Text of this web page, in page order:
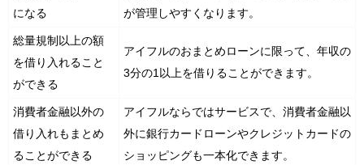
になる
が管理しやすくなります。
総量規制以上の額
を借り入れること
ができる
アイフルのおまとめローンに限って、年収の
3分の1以上を借りることができます。
消費者金融以外の
借り入れもまとめ
ることができる
アイフルならではサービスで、消費者金融以
外に銀行カードローンやクレジットカードの
ショッピングも一本化できます。